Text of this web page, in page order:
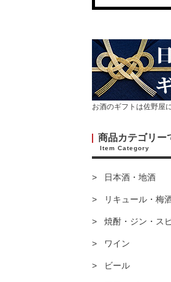
お酒のギフトは佐野屋
商品カテゴリー
Item Category
日本酒・地酒
リキュール・梅
焼酎・ジン・ス
ワイン
ビール